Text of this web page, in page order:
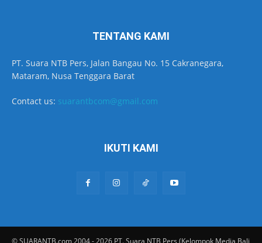
TENTANG KAMI
PT. Suara NTB Pers, Jalan Bangau No. 15 Cakranegara,
Mataram, Nusa Tenggara Barat
Contact us: suarantbcom@gmail.com
IKUTI KAMI